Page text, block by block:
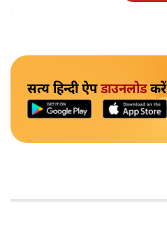
जाए।
सत्य हिन्दी ऐपडाउनलोडकरें